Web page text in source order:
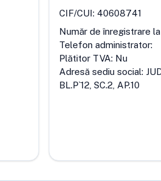
CIF/CUI: 40608741
Număr de înregistrare
Telefon administrator:
Plătitor TVA: Nu
Adresă sediu social:
BL.P`12, SC.2, AP.10